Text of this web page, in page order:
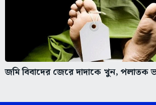
জমি বিবাদের জেরে দাদাকে খুন, পলাতক